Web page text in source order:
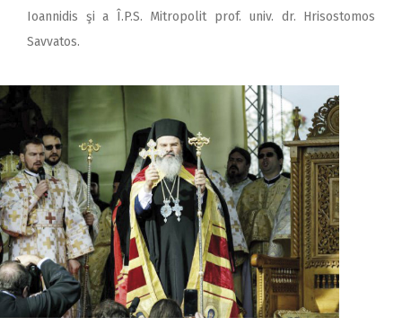
Ioannidis şi a Î.P.S. Mitropolit prof. univ. dr. Hrisostomos
Savvatos.